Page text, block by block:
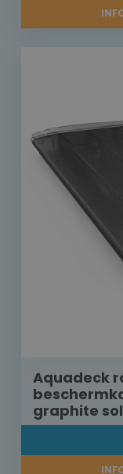
Aquadeck
graphite